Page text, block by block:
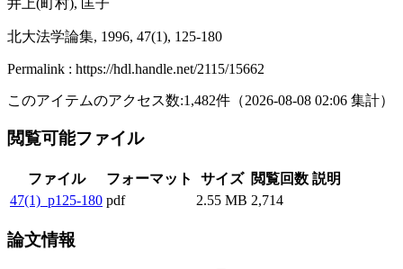
北大法学論集, 1996, 47(1), 125-180
Permalink : https://hdl.handle.net/2115/15662
このアイテムのアクセス数:1,482件 （2026-08-08 02:06 集計）
閲覧可能ファイル
ファイル フォーマット サイズ 閲覧回数 説明
47(1)_p125-180 pdf 2.55 MB 2,714
論文情報